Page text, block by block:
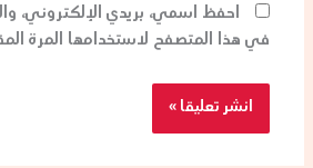
احفظ اسمي، بريدي الإلكتروني،
في هذا المتصفح لاستخدامها المرة